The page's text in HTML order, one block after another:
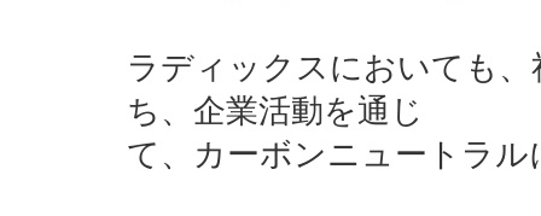
ラディックスにおいても
ち、企業活動を通じ
て、カーボンニュートラ